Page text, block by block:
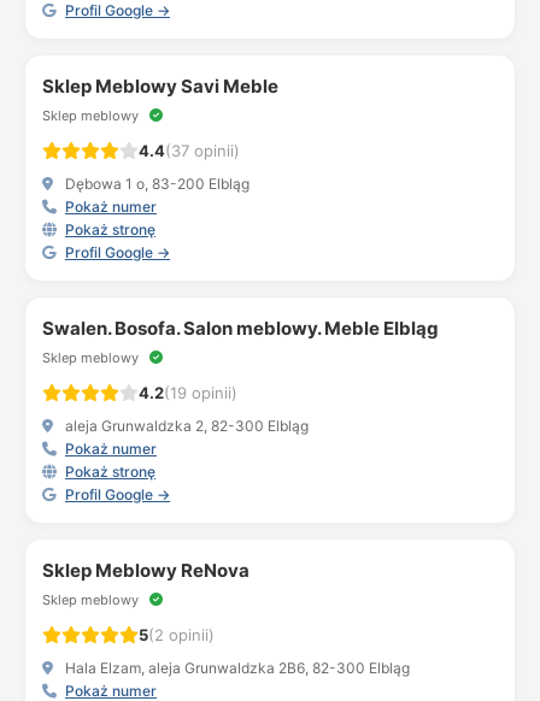
Profil Google →
Sklep Meblowy Savi Meble
Sklep meblowy
4.4(37 opinii)
Dębowa 1 o, 83-200 Elbląg
Pokaż numer
Pokaż stronę
Profil Google →
Swalen. Bosofa. Salon meblowy. Meble Elbląg
Sklep meblowy
4.2(19 opinii)
aleja Grunwaldzka 2, 82-300 Elbląg
Pokaż numer
Pokaż stronę
Profil Google →
Sklep Meblowy ReNova
Sklep meblowy
5(2 opinii)
Hala Elzam, aleja Grunwaldzka 2B6, 82-300 Elbląg
Pokaż numer